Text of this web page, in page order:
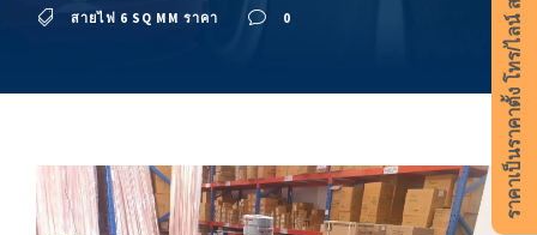
สายไฟ 6 SQ MM ราคา 0